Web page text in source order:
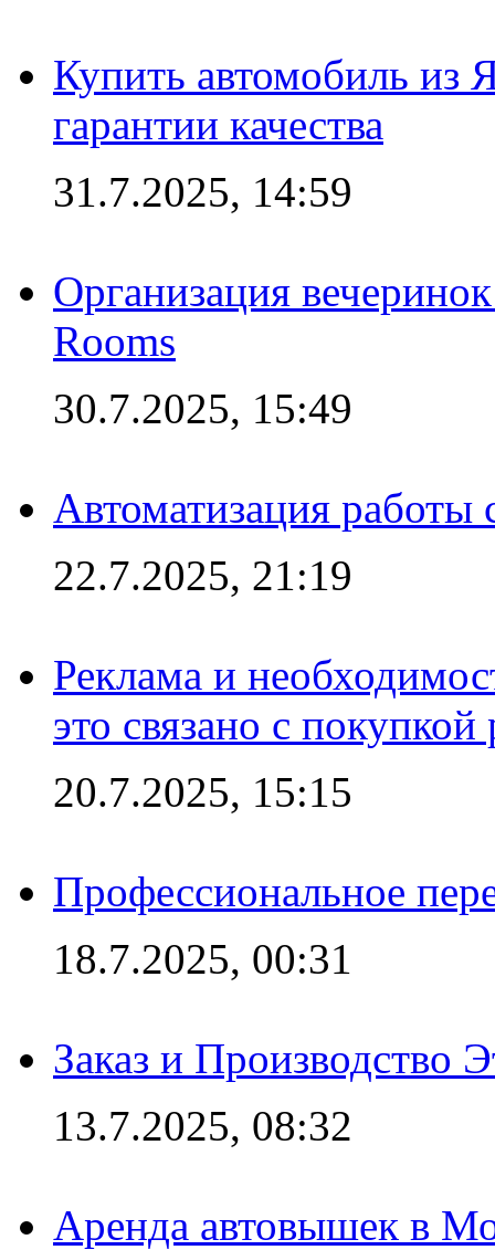
Купить автомобиль из
гарантии качества
31.7.2025, 14:59
Организация
Rooms
30.7.2025, 15:49
Автоматизация работы
22.7.2025, 21:19
Реклама и
это связано с покупкой
20.7.2025, 15:15
Профессиональное
18.7.2025, 00:31
Заказ и Производство
13.7.2025, 08:32
Аренда автовышек в